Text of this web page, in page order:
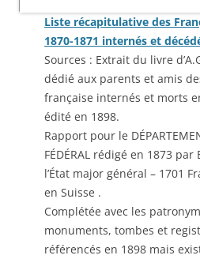
Liste récapitulative des
1870-1871 internés et
Sources : Extrait du livre
dédié aux parents et amis
française internés et morts
édité en 1898.
Rapport pour le
FÉDÉRAL rédigé en 1873 par
l’État major général – 1701
en Suisse .
Complétée avec les
monuments, tombes et
référencés en 1898 mais